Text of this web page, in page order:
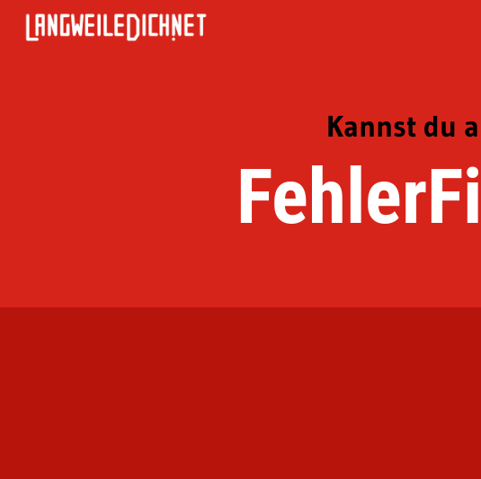
Kannst du